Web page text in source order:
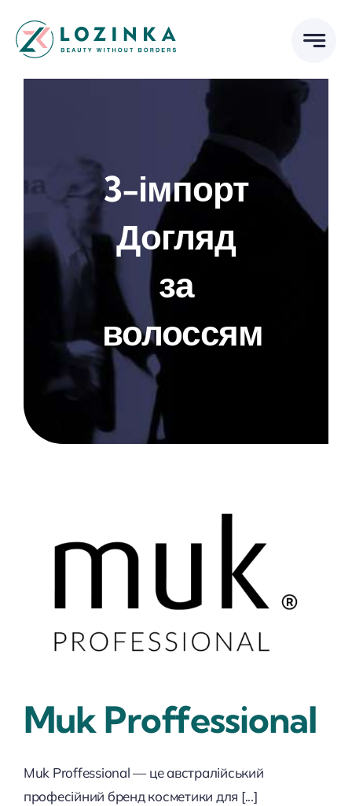
content
3-імпорт
Догляд
за
волоссям
Muk Proffessional
Muk Proffessional — це австралійський
професійний бренд косметики для [...]